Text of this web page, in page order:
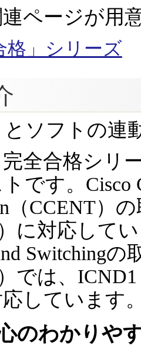
ページが用
格」シリーズ
ソフトの連
全合格シリ
です。Cisco
（CCENT）
に対応して
Switching
では、
しています
のわかりや